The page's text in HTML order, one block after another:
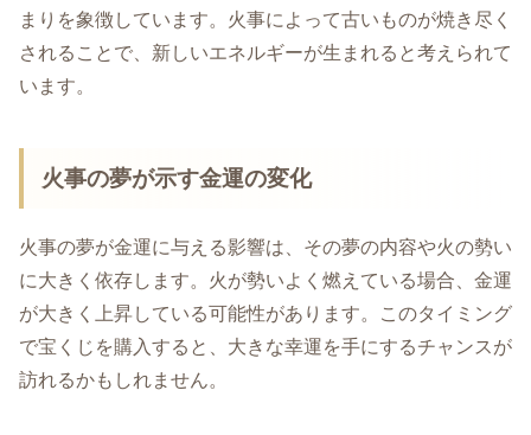
まりを象徴しています。火事によって古いものが焼き尽く
されることで、新しいエネルギーが生まれると考えられて
います。
火事の夢が示す金運の変化
火事の夢が金運に与える影響は、その夢の内容や火の勢い
に大きく依存します。火が勢いよく燃えている場合、金運
が大きく上昇している可能性があります。このタイミング
で宝くじを購入すると、大きな幸運を手にするチャンスが
訪れるかもしれません。